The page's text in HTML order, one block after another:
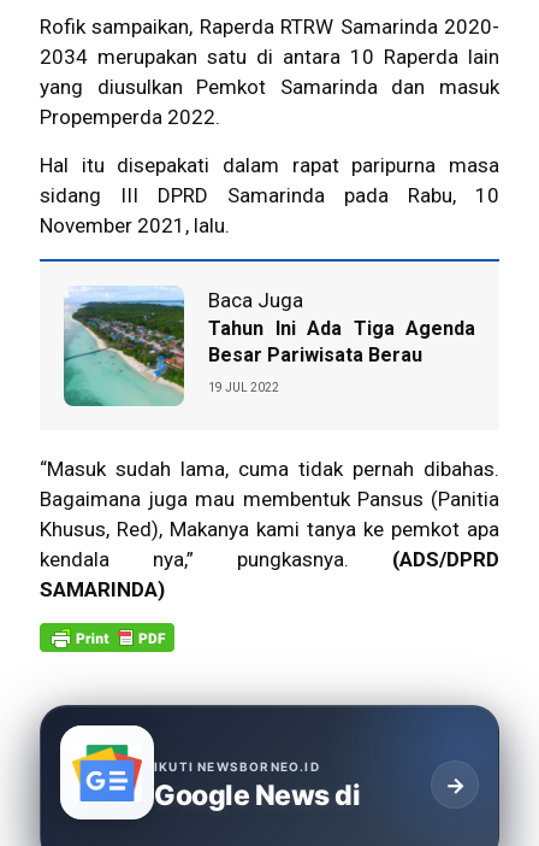
Rofik sampaikan, Raperda RTRW Samarinda 2020-
2034 merupakan satu di antara 10 Raperda lain
yang diusulkan Pemkot Samarindadan masuk
Propemperda 2022.
Hal itu disepakati dalam rapat paripurna masa
sidang III DPRD Samarinda pada Rabu, 10
November 2021, lalu.
Baca Juga
Tahun Ini Ada Tiga Agenda
Besar Pariwisata Berau
19 JUL 2022
“Masuk sudah lama, cuma tidak pernah dibahas.
Bagaimana juga mau membentuk Pansus (Panitia
Khusus, Red), Makanya kami tanya ke pemkot apa
kendala nya,” pungkasnya. (ADS/DPRD
SAMARINDA)
IKUTI NEWSBORNEO.ID
Google News di →